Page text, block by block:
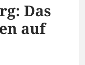
Das
auf